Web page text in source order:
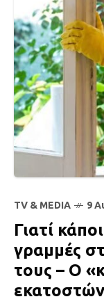
TV & MEDIA 9
Γιατί
γραμμές
τους – Ο